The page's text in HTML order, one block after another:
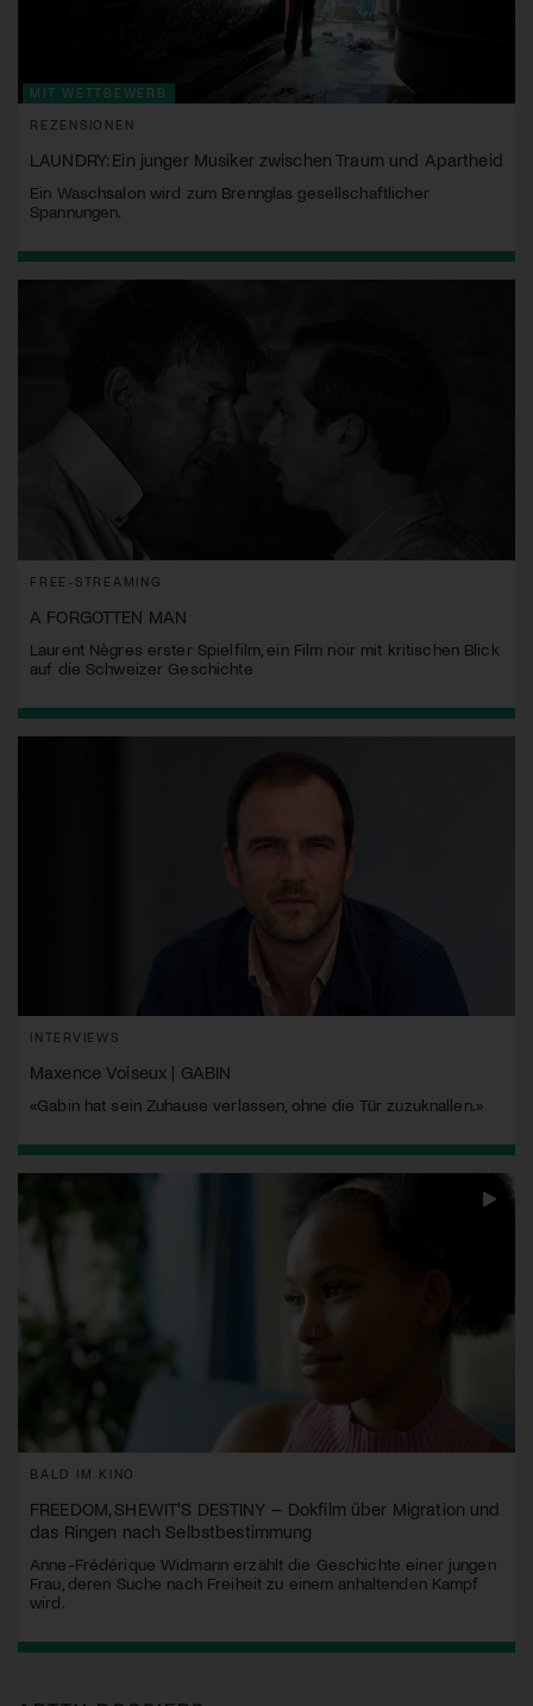
MIT WETTBEWERB
REZENSIONEN
LAUNDRY: Ein junger Musiker zwischen Traum und Apartheid
Ein Waschsalon wird zum Brennglas gesellschaftlicher
Spannungen.
FREE-STREAMING
A FORGOTTEN MAN
Laurent Nègres erster Spielfilm, ein Film noir mit kritischen Blick
auf die Schweizer Geschichte
INTERVIEWS
Maxence Voiseux | GABIN
«Gabin hat sein Zuhause verlassen, ohne die Tür zuzuknallen.»
BALD IM KINO
FREEDOM, SHEWIT'S DESTINY – Dokfilm über Migration und
das Ringen nach Selbstbestimmung
Anne-Frédérique Widmann erzählt die Geschichte einer jungen
Frau, deren Suche nach Freiheit zu einem anhaltenden Kampf
wird.